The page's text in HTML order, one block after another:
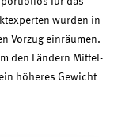
würden in
Vorzug einräumen.
den Ländern Mittel-
höheres Gewicht